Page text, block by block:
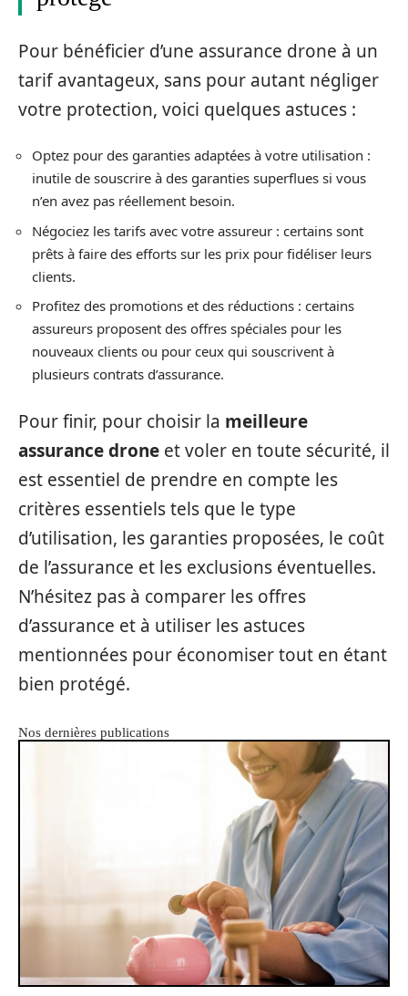
Pour bénéficier d’une assurance drone à un
tarif avantageux, sans pour autant négliger
votre protection, voici quelques astuces :
Optez pour des garanties adaptées à votre utilisation :
inutile de souscrire à des garanties superflues si vous
n’en avez pas réellement besoin.
Négociez les tarifs avec votre assureur : certains sont
prêts à faire des efforts sur les prix pour fidéliser leurs
clients.
Profitez des promotions et des réductions : certains
assureurs proposent des offres spéciales pour les
nouveaux clients ou pour ceux qui souscrivent à
plusieurs contrats d’assurance.
Pour finir, pour choisir la meilleure
assurance drone et voler en toute sécurité, il
est essentiel de prendre en compte les
critères essentiels tels que le type
d’utilisation, les garanties proposées, le coût
de l’assurance et les exclusions éventuelles.
N’hésitez pas à comparer les offres
d’assurance et à utiliser les astuces
mentionnées pour économiser tout en étant
bien protégé.
Nos dernières publications